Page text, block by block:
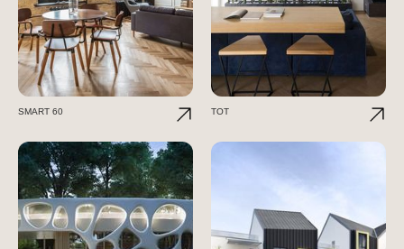
SMART 60 TOT